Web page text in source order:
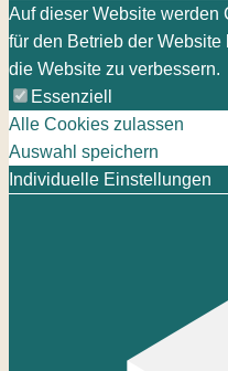
Auf dieser Website werden
für den Betrieb der
die Website zu verbessern.
Essenziell
Alle Cookies zulassen
Auswahl speichern
Individuelle Einstellungen